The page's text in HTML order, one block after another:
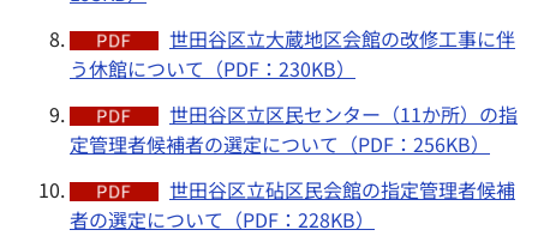
世田谷区立大蔵地区会館の改修工事に伴
う休館について（PDF：230KB）
世田谷区立区民センター（11か所）の指
定管理者候補者の選定について（PDF：256KB）
世田谷区立砧区民会館の指定管理者候補
者の選定について（PDF：228KB）